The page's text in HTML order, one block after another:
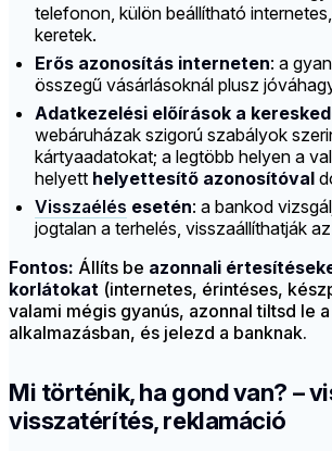
telefonon, külön beállítható
keretek.
Erős azonosítás interneten: a
összegű vásárlásoknál plusz
Adatkezelési előírások a
webáruházak szigorú szabályok
kártyaadatokat; a legtöbb helyen a
helyett helyettesítő azonosítóval
Visszaélés esetén: a bankod
jogtalan a terhelés, visszaállíthatják
Fontos: Állíts be azonnali
korlátokat (internetes, érintéses,
valami mégis gyanús, azonnal tiltsd le
alkalmazásban, és jelezd a banknak.
Mi történik, ha gond van? –
visszatérítés, reklamáció